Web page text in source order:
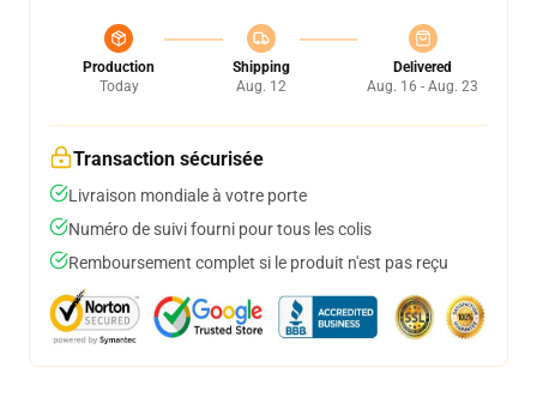
Production
Today
Shipping
Aug. 12
Delivered
Aug. 16 - Aug. 23
Transaction sécurisée
Livraison mondiale à votre porte
Numéro de suivi fourni pour tous les colis
Remboursement complet si le produit n'est pas reçu